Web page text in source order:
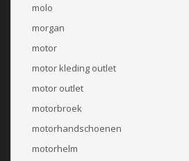
molo
morgan
motor
motor kleding outlet
motor outlet
motorbroek
motorhandschoenen
motorhelm